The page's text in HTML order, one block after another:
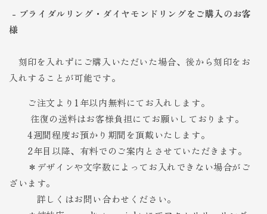
- ブライダルリング・ダイヤモンドリングをご購入のお客
様
刻印を入れずにご購入いただいた場合、後から刻印をお
入れすることが可能です。
ご注文より1年以内無料にてお入れします。
往復の送料はお客様負担にてお願いしております。
4週間程度お預かり期間を頂戴いたします。
2年目以降、 有料でのご案内とさせていただきます。
＊デザインや文字数によってお入れできない場合がご
ざいます。
詳しくはお問い合わせください。